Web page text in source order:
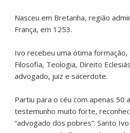
Nasceu em Bretanha, região
França, em 1253.
Ivo recebeu uma ótima
Filosofia, Teologia, Direito
advogado, juiz e sacerdote.
Partiu para o céu com apenas 50
testemunho muito forte,
“advogado dos pobres”. Santo